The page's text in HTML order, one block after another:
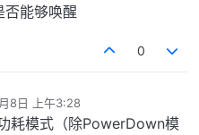
能够唤醒
0
8日 上午3:28
耗模式（除PowerDown模